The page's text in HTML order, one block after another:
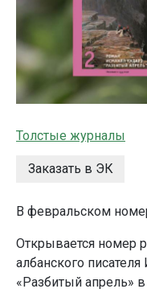
Толстые журналы
Заказать в ЭК
В февральском
Открывается номер
албанского
«Разбитый апрель»